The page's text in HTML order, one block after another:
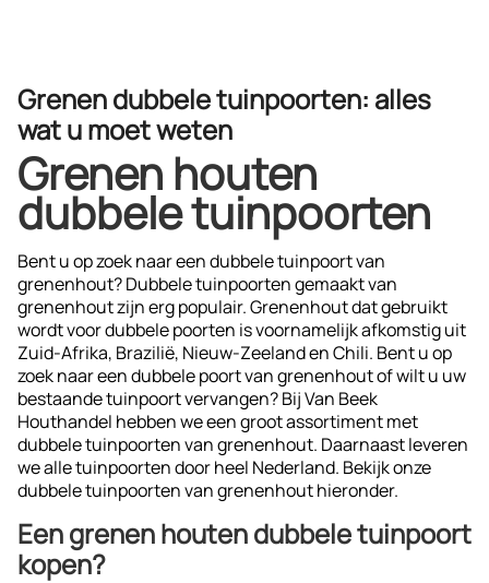
Grenen dubbele tuinpoorten: alles
wat u moet weten
Grenen houten
dubbele tuinpoorten
Bent u op zoek naar een dubbele tuinpoort van
grenenhout? Dubbele tuinpoorten gemaakt van
grenenhout zijn erg populair. Grenenhout dat gebruikt
wordt voor dubbele poorten is voornamelijk afkomstig uit
Zuid-Afrika, Brazilië, Nieuw-Zeeland en Chili. Bent u op
zoek naar een dubbele poort van grenenhout of wilt u uw
bestaande tuinpoort vervangen? Bij Van Beek
Houthandel hebben we een groot assortiment met
dubbele tuinpoorten van grenenhout. Daarnaast leveren
we alle tuinpoorten door heel Nederland. Bekijk onze
dubbele tuinpoorten van grenenhout hieronder.
Een grenen houten dubbele tuinpoort
kopen?